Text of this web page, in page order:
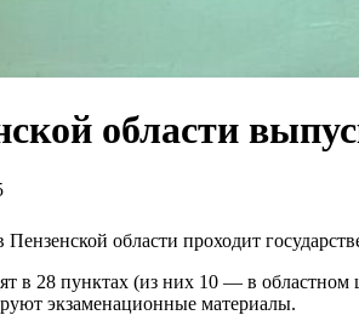
области
области проходит
в 28 пунктах (из них 10 — в
экзаменационные материалы.